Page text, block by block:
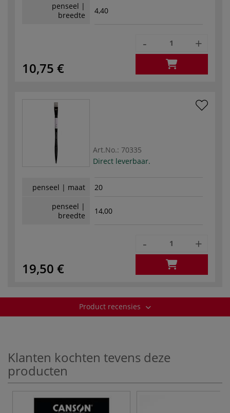
penseel |
breedte
4,40
10,75 €
- +
Art.No.: 70335
Direct leverbaar.
penseel | maat
20
penseel |
breedte
14,00
19,50 €
- +
Product recensies
Klanten kochten tevens deze
producten